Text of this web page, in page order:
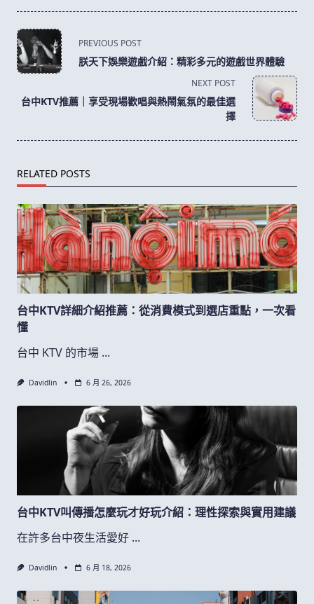
<span
class="nav-
subtitle
reader-
PREVIOUS POST
朕天下娛樂遊戲介紹：精彩多元的遊戲世界體驗
NEXT POST
台中KTV推薦｜享受現場歡唱與熱鬧氣氛的最佳選
擇
RELATED POSTS
台中KTV詳細介紹推薦：從消費模式到選店重點，一次看
懂
台中 KTV 的市場 ...
Davidlin 6 月 26, 2026
台中KTV叫傳播怎麼玩才好玩介紹：理性探索與實用建議
在許多台中夜生活愛好 ...
Davidlin 6 月 18, 2026